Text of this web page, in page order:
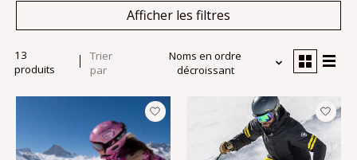
Afficher les filtres
13
produits
Trier
par
Noms en ordre
décroissant